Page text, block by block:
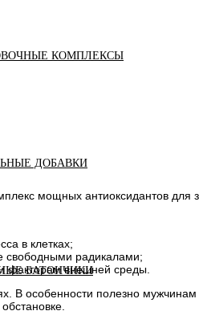
КОМПЛЕКСЫ
ДОБАВКИ
БАТОНЧИКИ
мощных антиоксидантов
в клетках;
свободными радикалами;
факторам внешней среды.
В особенности полезно